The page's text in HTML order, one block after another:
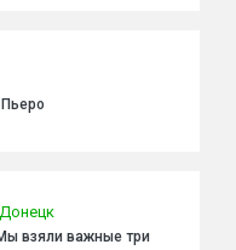
Донецк
взяли важные три